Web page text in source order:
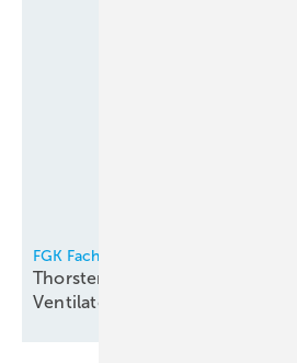
FGK Fachverband Gebäude-Klima e.V.
Thorsten Niklas Vorsitzender der
Ventilatorentausch-Kampagne